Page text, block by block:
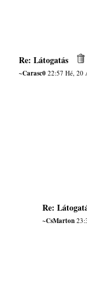
Re: Látogatás
~Carasc022:57 Hé, 20
Re:
~CsMarton